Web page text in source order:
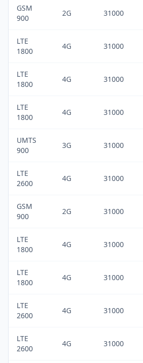
GSM
900
2G 31000
LTE
1800
4G 31000
LTE
1800
4G 31000
LTE
1800
4G 31000
UMTS
900
3G 31000
LTE
2600
4G 31000
GSM
900
2G 31000
LTE
1800
4G 31000
LTE
1800
4G 31000
LTE
2600
4G 31000
LTE
2600
4G 31000